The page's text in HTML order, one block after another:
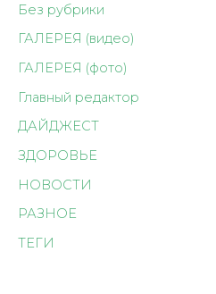
Без рубрики
ГАЛЕРЕЯ (видео)
ГАЛЕРЕЯ (фото)
Главный редактор
ДАЙДЖЕСТ
ЗДОРОВЬЕ
НОВОСТИ
РАЗНОЕ
ТЕГИ